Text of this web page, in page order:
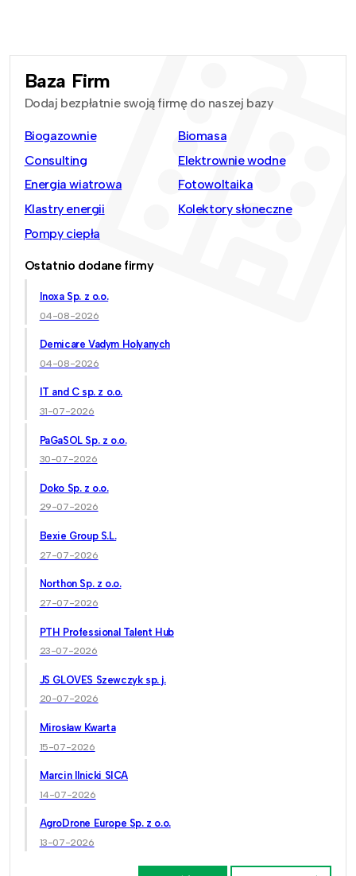
Baza Firm
Dodaj bezpłatnie swoją firmę do naszej bazy
Biogazownie
Biomasa
Consulting
Elektrownie wodne
Energia wiatrowa
Fotowoltaika
Klastry energii
Kolektory słoneczne
Pompy ciepła
Ostatnio dodane firmy
Inoxa Sp. z o.o.
04-08-2026
Demicare Vadym Holyanych
04-08-2026
IT and C sp. z o.o.
31-07-2026
PaGaSOL Sp. z o.o.
30-07-2026
Doko Sp. z o.o.
29-07-2026
Bexie Group S.L.
27-07-2026
Northon Sp. z o.o.
27-07-2026
PTH Professional Talent Hub
23-07-2026
JS GLOVES Szewczyk sp. j.
20-07-2026
Mirosław Kwarta
15-07-2026
Marcin Ilnicki SICA
14-07-2026
AgroDrone Europe Sp. z o.o.
13-07-2026